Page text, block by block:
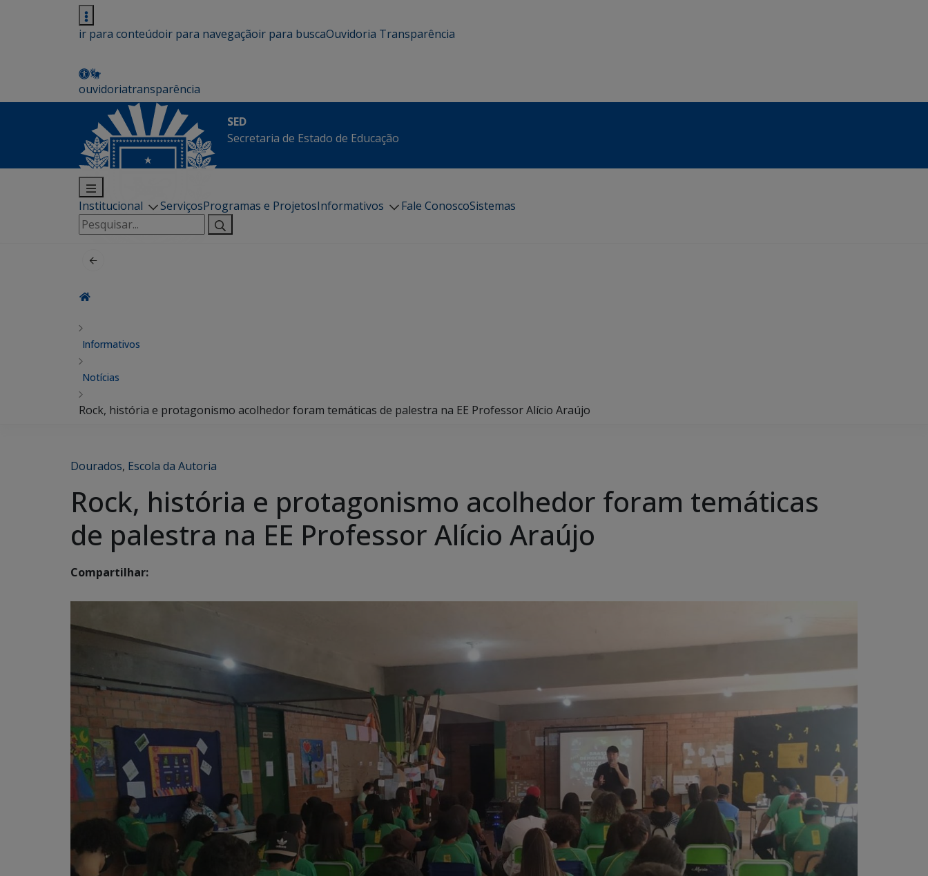
ir para conteúdoir para navegaçãoir para buscaOuvidoria Transparência
ouvidoriatransparência
SED
Secretaria de Estado de Educação
Institucional ServiçosProgramas e ProjetosInformativos Fale ConoscoSistemas
Pesquisar
por:
Informativos
Notícias
Rock, história e protagonismo acolhedor foram temáticas de palestra na EE Professor Alício Araújo
Dourados, Escola da Autoria
Rock, história e protagonismo acolhedor foram temáticas
de palestra na EE Professor Alício Araújo
Compartilhar: